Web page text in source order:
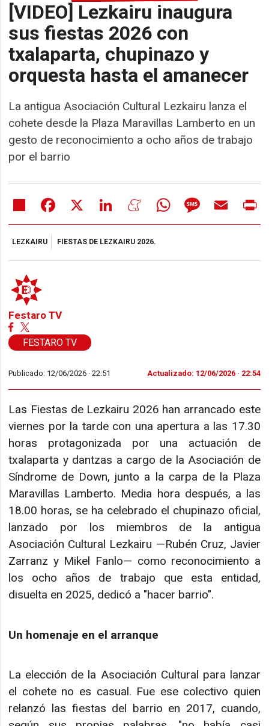
[VIDEO] Lezkairu inaugura
sus fiestas 2026 con
txalaparta, chupinazo y
orquesta hasta el amanecer
La antigua Asociación Cultural Lezkairu lanza el
cohete desde la Plaza Maravillas Lamberto en un
gesto de reconocimiento a ocho años de trabajo
por el barrio
Share Facebook LinkedIn MeneameWhatsAppMessageEmail
LEZKAIRU FIESTAS DE LEZKAIRU 2026.
Festaro TV
FESTARO TV
Publicado: 12/06/2026 ·22:51 Actualizado: 12/06/2026 · 22:54
Las Fiestas de Lezkairu 2026 han arrancado este
viernes por la tarde con una apertura a las 17.30
horas protagonizada por una actuación de
txalaparta y dantzas a cargo de la Asociación de
Síndrome de Down, junto a la carpa de la Plaza
Maravillas Lamberto. Media hora después, a las
18.00 horas, se ha celebrado el chupinazo oficial,
lanzado por los miembros de la antigua
Asociación Cultural Lezkairu —Rubén Cruz, Javier
Zarranz y Mikel Fanlo— como reconocimiento a
los ocho años de trabajo que esta entidad,
disuelta en 2025, dedicó a "hacer barrio".
Un homenaje en el arranque
La elección de la Asociación Cultural para lanzar
el cohete no es casual. Fue ese colectivo quien
relanzó las fiestas del barrio en 2017, cuando,